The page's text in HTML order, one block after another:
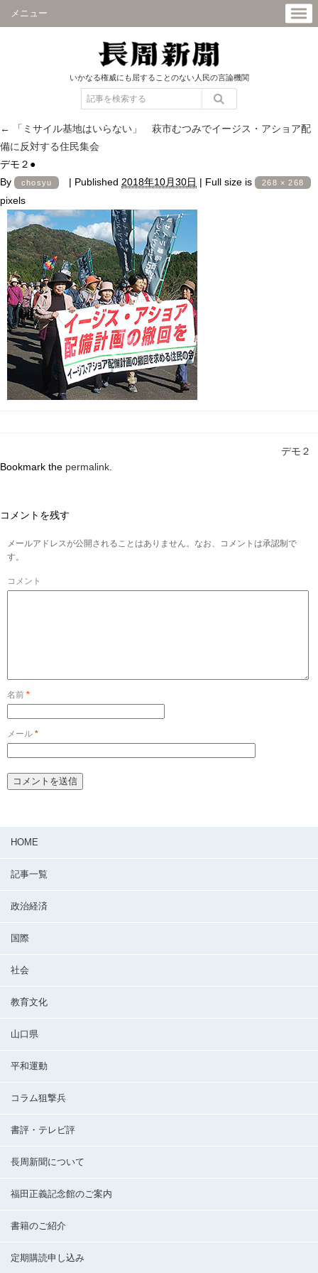
メニュー
いかなる権威にも屈することのない人民の言論機関
←
「ミサイル基地はいらない」 萩市むつみでイージス・アショア配
備に反対する住民集会
デモ２●
By
chosyu | Published 2018年10月30日 | Full size is 268 × 268
pixels
デモ２
Bookmark the permalink
コメントを残す
メールアドレスが公開されることはありません。なお、コメントは承認制で
す。
コメント
名前 *
メール *
HOME
記事一覧
政治経済
国際
社会
教育文化
山口県
平和運動
コラム狙撃兵
書評・テレビ評
長周新聞について
福田正義記念館のご案内
書籍のご紹介
定期購読申し込み